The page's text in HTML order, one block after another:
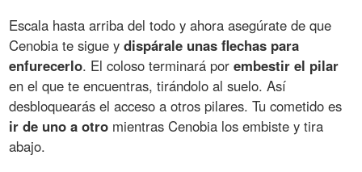
Escala hasta arriba del todo y ahora asegúrate de que
Cenobia te sigue ydispárale unas flechas para
enfurecerlo. El coloso terminará porembestir el pilar
en el que te encuentras, tirándolo al suelo. Así
desbloquearás el acceso a otros pilares. Tu cometido es
ir de uno a otro mientras Cenobia los embiste y tira
abajo.